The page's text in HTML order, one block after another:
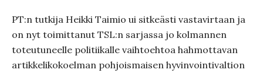
PT:n tutkija Heikki Taimio ui sitkeästi vastavirtaan ja
on nyt toimittanut TSL:n sarjassa jo kolmannen
toteutuneelle politiikalle vaihtoehtoa hahmottavan
artikkelikokoelman pohjoismaisen hyvinvointivaltion